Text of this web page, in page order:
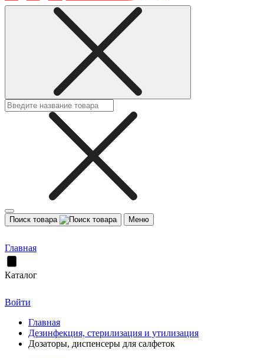
Поиск товара Меню
Главная
Каталог
Войти
Главная
Дезинфекция, стерилизация и утилизация
Дозаторы, диспенсеры для салфеток